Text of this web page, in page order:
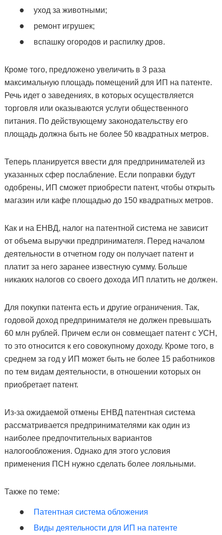
уход за животными;
ремонт игрушек;
вспашку огородов и распилку дров.
Кроме того, предложено увеличить в 3 раза
максимальную площадь помещений для ИП на патенте.
Речь идет о заведениях, в которых осуществляется
торговля или оказываются услуги общественного
питания. По действующему законодательству его
площадь должна быть не более 50 квадратных метров.
Теперь планируется ввести для предпринимателей из
указанных сфер послабление. Если поправки будут
одобрены, ИП сможет приобрести патент, чтобы открыть
магазин или кафе площадью до 150 квадратных метров.
Как и на ЕНВД, налог на патентной система не зависит
от объема выручки предпринимателя. Перед началом
деятельности в отчетном году он получает патент и
платит за него заранее известную сумму. Больше
никаких налогов со своего дохода ИП платить не должен.
Для покупки патента есть и другие ограничения. Так,
годовой доход предпринимателя не должен превышать
60 млн рублей. Причем если он совмещает патент с УСН,
то это относится к его совокупному доходу. Кроме того, в
среднем за год у ИП может быть не более 15 работников
по тем видам деятельности, в отношении которых он
приобретает патент.
Из-за ожидаемой отмены ЕНВД патентная система
рассматривается предпринимателями как один из
наиболее предпочтительных вариантов
налогообложения. Однако для этого условия
применения ПСН нужно сделать более лояльными.
Также по теме:
Патентная система обложения
Виды деятельности для ИП на патенте